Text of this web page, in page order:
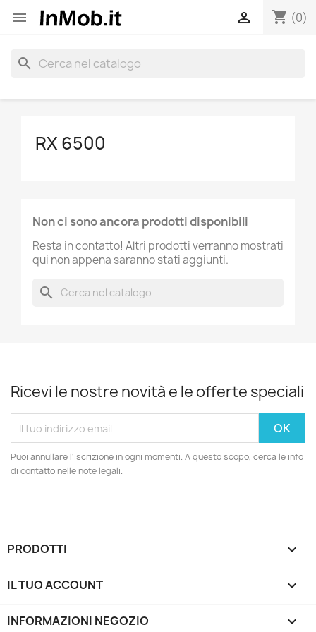
 shopping_cart (0)

search
RX 6500
Non ci sono ancora prodotti disponibili
Resta in contatto! Altri prodotti verranno mostrati
qui non appena saranno stati aggiunti.
search
Ricevi le nostre novità e le offerte speciali
Puoi annullare l'iscrizione in ogni momenti. A questo scopo, cerca le info
di contatto nelle note legali.
PRODOTTI 
IL TUO ACCOUNT 
INFORMAZIONI NEGOZIO keyboard_arrow_down